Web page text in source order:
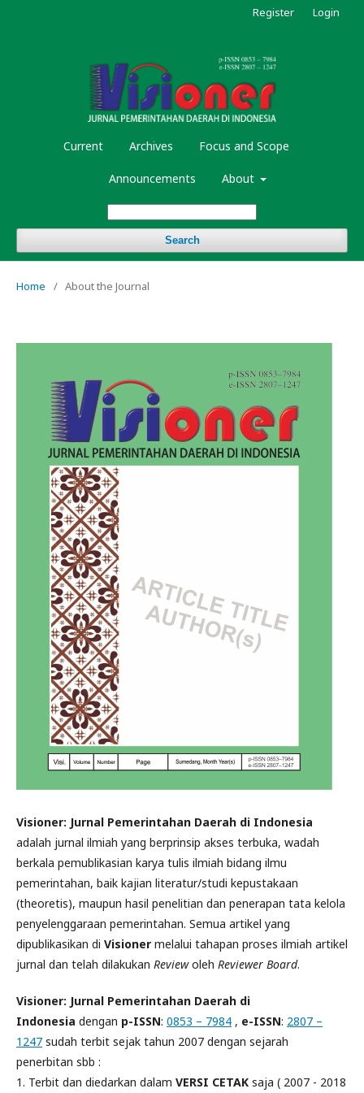
Current Archives Focus and Scope
Announcements About
Search
Register Login
Home / About the Journal
Visioner: Jurnal Pemerintahan Daerah di Indonesia
adalah jurnal ilmiah yang berprinsip akses terbuka, wadah
berkala pemublikasian karya tulis ilmiah bidang ilmu
pemerintahan, baik kajian literatur/studi kepustakaan
(theoretis), maupun hasil penelitian dan penerapan tata kelola
penyelenggaraan pemerintahan. Semua artikel yang
dipublikasikan di Visioner melalui tahapan proses ilmiah artikel
jurnal dan telah dilakukan Reviewoleh Reviewer Board.
Visioner: Jurnal Pemerintahan Daerah di
Indonesia dengan p-ISSN: 0853 – 7984 , e-ISSN: 2807 –
1247 sudah terbit sejak tahun 2007 dengan sejarah
penerbitan sbb :
1. Terbit dan diedarkan dalam VERSI CETAK saja ( 2007 - 2018